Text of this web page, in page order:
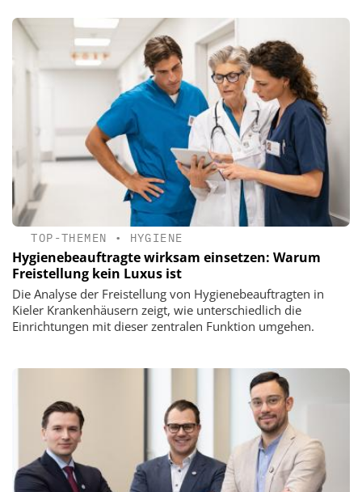
TOP-THEMEN • HYGIENE
Hygienebeauftragte wirksam einsetzen: Warum
Freistellung kein Luxus ist
Die Analyse der Freistellung von Hygienebeauftragten in
Kieler Krankenhäusern zeigt, wie unterschiedlich die
Einrichtungen mit dieser zentralen Funktion umgehen.